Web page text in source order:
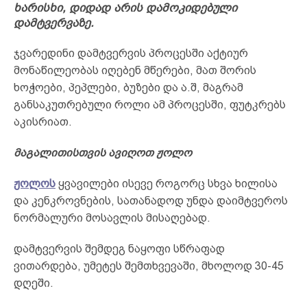
ხარისხი, დიდად არის დამოკიდებული
დამტვერვაზე.
ჯვარედინი დამტვერვის პროცესში აქტიურ
მონაწილეობას იღებენ მწერები, მათ შორის
ხოჭოები, პეპლები, ბუზები და ა.შ, მაგრამ
განსაკუთრებული როლი ამ პროცესში, ფუტკრებს
აკისრიათ.
მაგალითისთვის ავიღოთ ჟოლო
ჟოლოს ყვავილები ისევე როგორც სხვა ხილისა
და კენკროვნების, სათანადოდ უნდა დაიმტვეროს
ნორმალური მოსავლის მისაღებად.
დამტვერვის შემდეგ ნაყოფი სწრაფად
ვითარდება, უმეტეს შემთხვევაში, მხოლოდ 30-45
დღეში.